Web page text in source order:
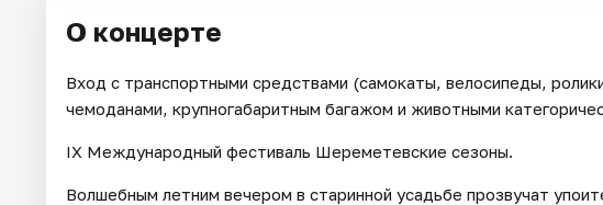
О концерте
Вход с транспортными средствами (самокаты, велосипеды,
чемоданами, крупногабаритным багажом и животными
IX Международный фестиваль Шереметевские сезоны.
Волшебным летним вечером в старинной усадьбе прозвучат